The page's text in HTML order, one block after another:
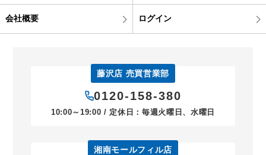
会社概要 ログイン
藤沢店 売買営業部
0120-158-380
10:00～19:00 / 定休日：毎週火曜日、水曜日
湘南モールフィル店